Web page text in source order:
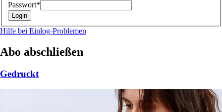
Passwort*
Hilfe bei Einlog-Problemen
Abo abschließen
Gedruckt